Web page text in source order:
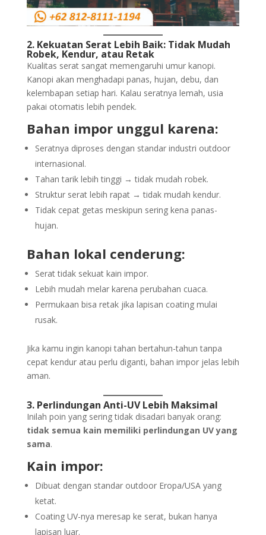
2. Kekuatan Serat Lebih Baik: Tidak Mudah
Robek, Kendur, atau Retak
Kualitas serat sangat memengaruhi umur kanopi.
Kanopi akan menghadapi panas, hujan, debu, dan
kelembapan setiap hari. Kalau seratnya lemah, usia
pakai otomatis lebih pendek.
Bahan impor unggul karena:
Seratnya diproses dengan standar industri outdoor
internasional.
Tahan tarik lebih tinggi → tidak mudah robek.
Struktur serat lebih rapat → tidak mudah kendur.
Tidak cepat getas meskipun sering kena panas-
hujan.
Bahan lokal cenderung:
Serat tidak sekuat kain impor.
Lebih mudah melar karena perubahan cuaca.
Permukaan bisa retak jika lapisan coating mulai
rusak.
Jika kamu ingin kanopi tahan bertahun-tahun tanpa
cepat kendur atau perlu diganti, bahan impor jelas lebih
aman.
3. Perlindungan Anti-UV Lebih Maksimal
Inilah poin yang sering tidak disadari banyak orang:
tidak semua kain memiliki perlindungan UV yang
sama.
Kain impor:
Dibuat dengan standar outdoor Eropa/USA yang
ketat.
Coating UV-nya meresap ke serat, bukan hanya
lapisan luar.